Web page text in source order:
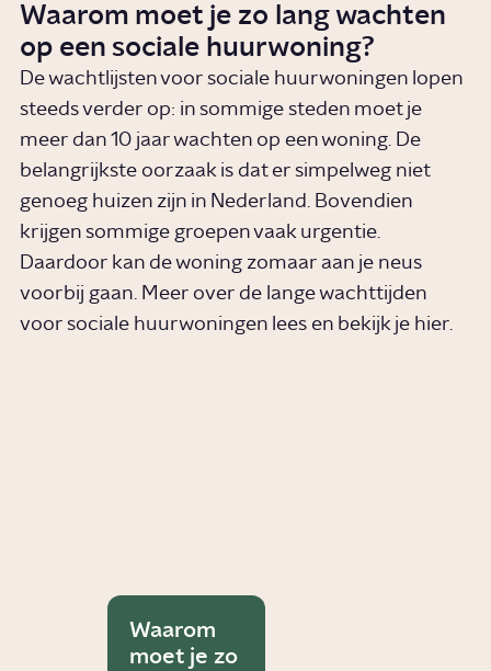
Waarom moet je zo lang wachten
op een sociale huurwoning?
De wachtlijsten voor sociale huurwoningen lopen
steeds verder op: in sommige steden moet je
meer dan 10 jaar wachten op een woning. De
belangrijkste oorzaak is dat er simpelweg niet
genoeg huizen zijn in Nederland. Bovendien
krijgen sommige groepen vaak urgentie.
Daardoor kan de woning zomaar aan je neus
voorbij gaan. Meer over de lange wachttijden
voor sociale huurwoningen lees en bekijk je hier.
Waarom
moet je zo